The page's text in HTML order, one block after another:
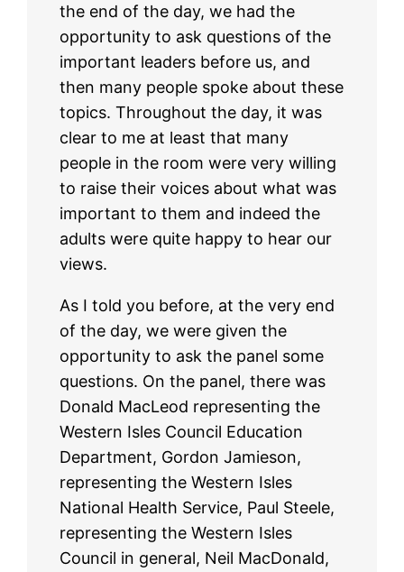
the end of the day, we had the
opportunity to ask questions of the
important leaders before us, and
then many people spoke about these
topics. Throughout the day, it was
clear to me at least that many
people in the room were very willing
to raise their voices about what was
important to them and indeed the
adults were quite happy to hear our
views.
As I told you before, at the very end
of the day, we were given the
opportunity to ask the panel some
questions. On the panel, there was
Donald MacLeod representing the
Western Isles Council Education
Department, Gordon Jamieson,
representing the Western Isles
National Health Service, Paul Steele,
representing the Western Isles
Council in general, Neil MacDonald,